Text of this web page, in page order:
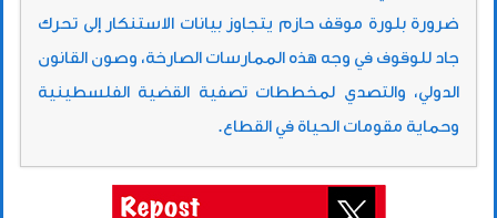
ضرورة بلورة موقف حازم يتجاوز بيانات الاستنكار إلى تحرك
جاد للوقوف في وجه هذه الممارسات الصارخة، وصون القانون
الدولي، والتصدي لمخططات تصفية القضية الفلسطينية
وحماية مقومات الحياة في القطاع.